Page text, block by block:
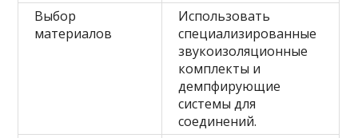
Выбор
материалов
Использовать
специализированные
звукоизоляционные
комплекты и
демпфирующие
системы для
соединений.